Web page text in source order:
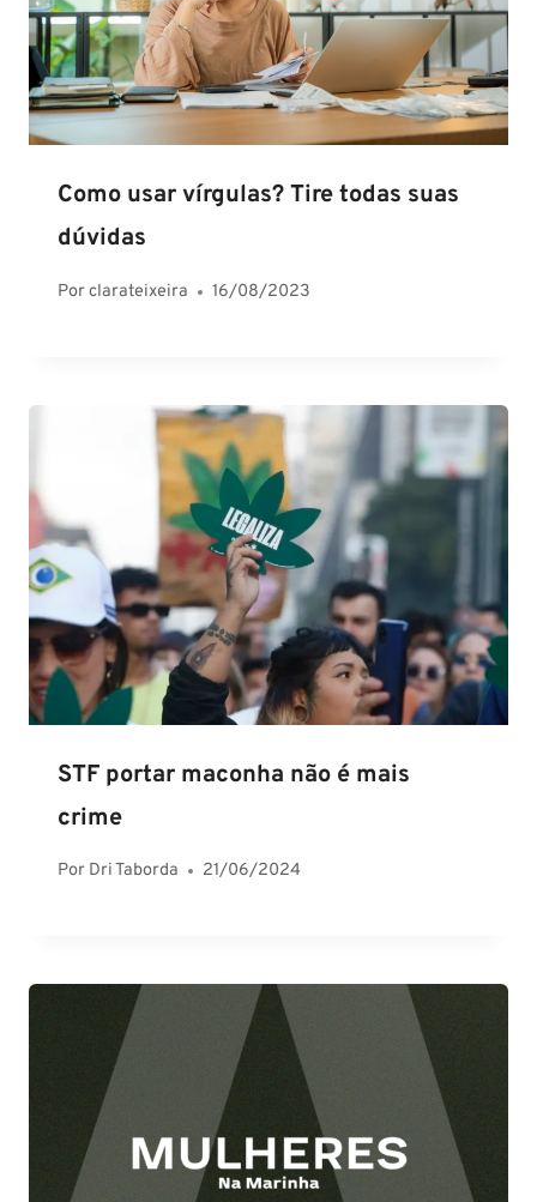
Como usar vírgulas? Tire todas suas
dúvidas
Porclarateixeira 16/08/2023
STF portar maconha não é mais
crime
Por Dri Taborda 21/06/2024